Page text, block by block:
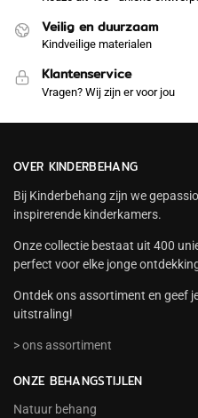
Veilig en duurzaam
Kindveilige materialen
Klantenservice
Vragen? Wij zijn er voor jou
OVER KINDERBEHANG
Bij Kinderbehang zijn we
inspirerende kinderkamers.
Onze collectie bestaat uit 400
perfect voor elke jonge
Ontdek ons assortiment en geef
uitstraling!
> ons assortiment
ONZE BEHANGSTIJLEN
Natuur behang